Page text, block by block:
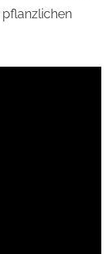
pflanzlichen